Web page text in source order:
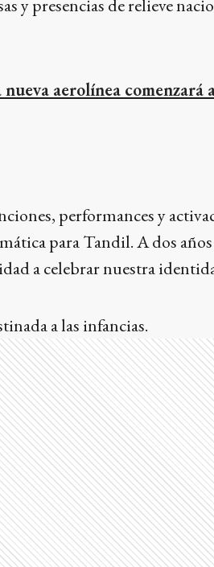
y presencias de relieve
aerolínea comenzará
performances y
para Tandil. A dos
a celebrar nuestra
a las infancias.